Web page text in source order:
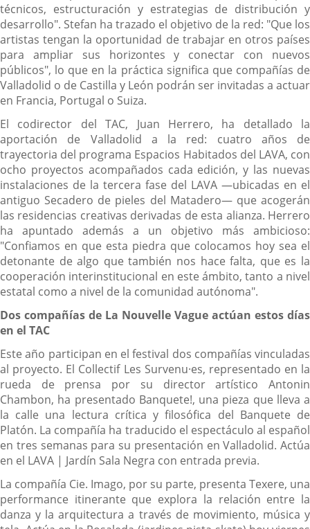
técnicos, estructuración y estrategias de distribución y
desarrollo". Stefan ha trazado el objetivo de la red: "Que los
artistas tengan la oportunidad de trabajar en otros países
para ampliar sus horizontes y conectar con nuevos
públicos", lo que en la práctica significa que compañías de
Valladolid o de Castilla y León podrán ser invitadas a actuar
en Francia, Portugal o Suiza.
El codirector del TAC, Juan Herrero, ha detallado la
aportación de Valladolid a la red: cuatro años de
trayectoria del programa Espacios Habitados del LAVA, con
ocho proyectos acompañados cada edición, y las nuevas
instalaciones de la tercera fase del LAVA —ubicadas en el
antiguo Secadero de pieles del Matadero— que acogerán
las residencias creativas derivadas de esta alianza. Herrero
ha apuntado además a un objetivo más ambicioso:
"Confiamos en que esta piedra que colocamos hoy sea el
detonante de algo que también nos hace falta, que es la
cooperación interinstitucional en este ámbito, tanto a nivel
estatal como a nivel de la comunidad autónoma".
Dos compañías de La Nouvelle Vague actúan estos días
en el TAC
Este año participan en el festival dos compañías vinculadas
al proyecto. El Collectif Les Survenu·es, representado en la
rueda de prensa por su director artístico Antonin
Chambon, ha presentado Banquete!, una pieza que lleva a
la calle una lectura crítica y filosófica del Banquete de
Platón. La compañía ha traducido el espectáculo al español
en tres semanas para su presentación en Valladolid. Actúa
en el LAVA | Jardín Sala Negra con entrada previa.
La compañía Cie. Imago, por su parte, presenta Texere, una
performance itinerante que explora la relación entre la
danza y la arquitectura a través de movimiento, música y